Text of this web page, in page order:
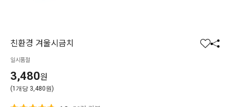
친환경 겨울시금치
찜 공
일시품절
3,480원
(1개당 3,480원)